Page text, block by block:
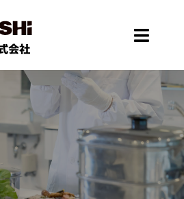
Toggle
Home
会社概要
事業案内